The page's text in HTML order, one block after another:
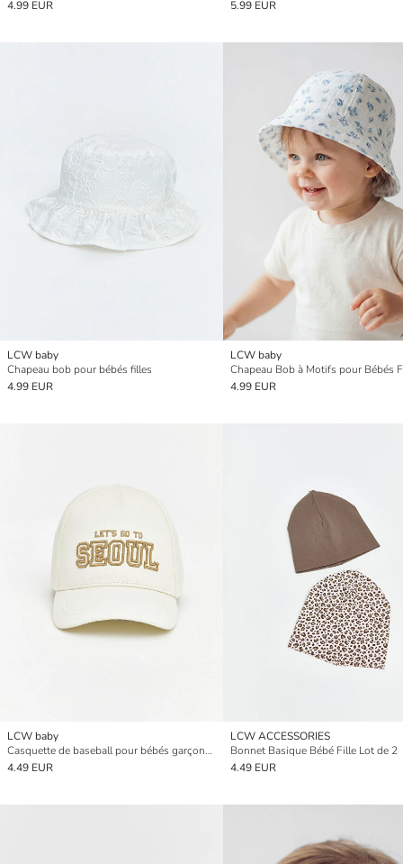
4.99 EUR 5.99 EUR
LCW baby
Chapeau bob pour bébés filles
4.99 EUR
LCW baby
Chapeau Bob à Motifs pour Bébés
4.99 EUR
LCW baby
Casquette de baseball pour bébés garçons brodée avec lettres
4.49 EUR
LCW ACCESSORIES
Bonnet Basique Bébé Fille Lot de 2
4.49 EUR